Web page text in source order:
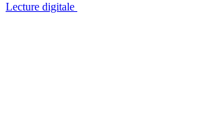
Lecture digitale